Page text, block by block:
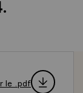
le .pdf